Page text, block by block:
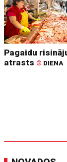
Pagaidu
atrasts © DIENA